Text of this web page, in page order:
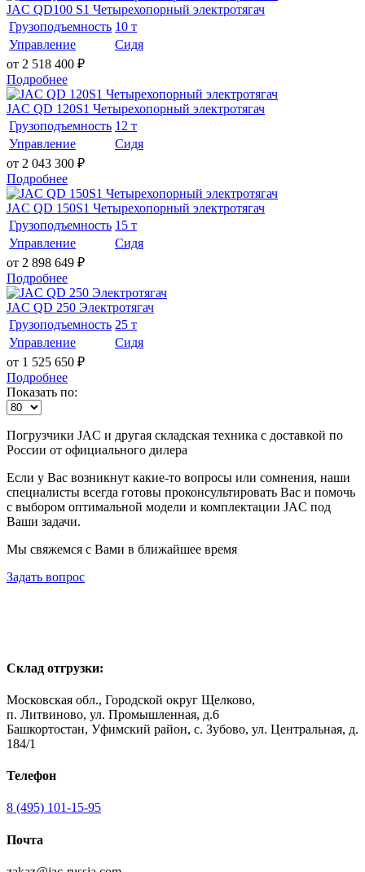
JAC QD100 S1 Четырехопорный электротягач
Грузоподъемность 10 т
Управление
Сидя
от 2 518 400 ₽
Подробнее
JAC QD 120S1 Четырехопорный электротягач
Грузоподъемность 12 т
Управление
Сидя
от 2 043 300 ₽
Подробнее
JAC QD 150S1 Четырехопорный электротягач
Грузоподъемность 15 т
Управление
Сидя
от 2 898 649 ₽
Подробнее
JAC QD 250 Электротягач
Грузоподъемность 25 т
Управление
Сидя
от 1 525 650 ₽
Подробнее
Показать по:
Погрузчики JAC и другая складская техника с доставкой по
России от официального дилера
Если у Вас возникнут какие-то вопросы или сомнения, наши
специалисты всегда готовы проконсультировать Вас и помочь
с выбором оптимальной модели и комплектации JAC под
Ваши задачи.
Мы свяжемся с Вами в ближайшее время
Задать вопрос
Склад отгрузки:
Московская обл., Городской округ Щелково,
п. Литвиново, ул. Промышленная, д.6
Башкортостан, Уфимский район, с. Зубово, ул. Центральная, д.
184/1
Телефон
8 (495) 101-15-95
Почта